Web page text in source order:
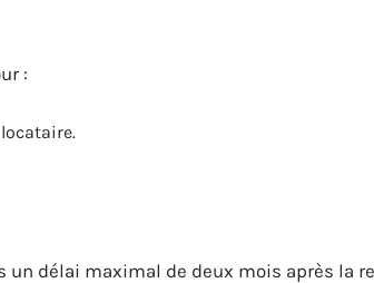
:
délai maximal de deux mois après la